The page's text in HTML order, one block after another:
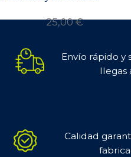
25,00€
Envío rápido y
llegas
Calidad